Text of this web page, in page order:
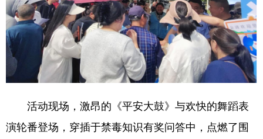
活动现场，激昂的《平安大鼓》与欢快的舞蹈表
演轮番登场，穿插于禁毒知识有奖问答中，点燃了围